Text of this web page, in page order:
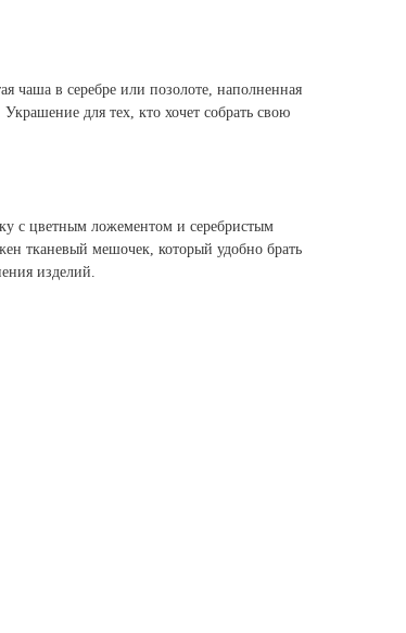
чаша в серебре или позолоте, наполненная
для тех, кто хочет собрать свою
с цветным ложементом и серебристым
тканевый мешочек, который удобно брать
изделий.